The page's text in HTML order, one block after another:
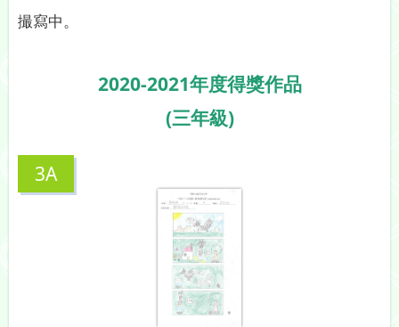
撮寫中。
2020-2021年度得獎作品
(三年級)
3A